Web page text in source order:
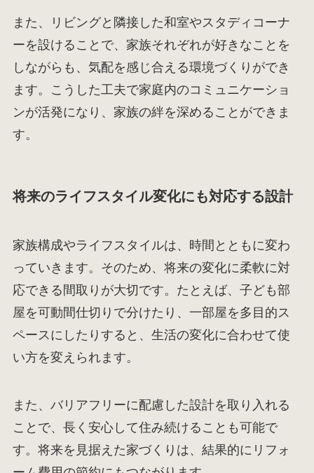
また、リビングと隣接した和室やスタディコーナ
ーを設けることで、家族それぞれが好きなことを
しながらも、気配を感じ合える環境づくりができ
ます。こうした工夫で家庭内のコミュニケーショ
ンが活発になり、家族の絆を深めることができま
す。
将来のライフスタイル変化にも対応する設計
家族構成やライフスタイルは、時間とともに変わ
っていきます。そのため、将来の変化に柔軟に対
応できる間取りが大切です。たとえば、子ども部
屋を可動間仕切りで分けたり、一部屋を多目的ス
ペースにしたりすると、生活の変化に合わせて使
い方を変えられます。
また、バリアフリーに配慮した設計を取り入れる
ことで、長く安心して住み続けることも可能で
す。将来を見据えた家づくりは、結果的にリフォ